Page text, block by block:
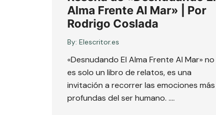
Alma Frente Al Mar» | Por
Rodrigo Coslada
By: Elescritor.es
«Desnudando El Alma Frente Al Mar» no
es solo un libro de relatos, es una
invitación a recorrer las emociones más
profundas del ser humano. ….